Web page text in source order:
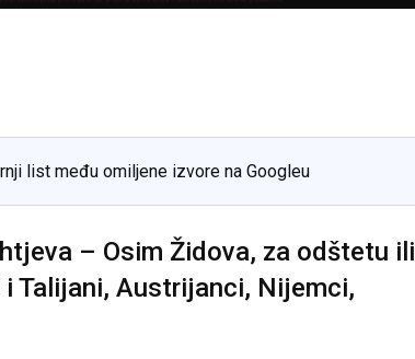
list među omiljene izvore na Googleu
– Osim Židova, za odštetu ili
Talijani, Austrijanci, Nijemci,